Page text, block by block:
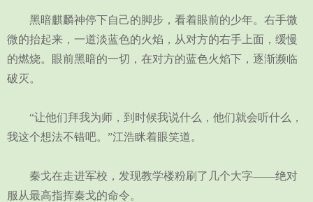
黑暗麒麟神停下自己的脚步，看着眼前的少年。右手微
微的抬起来，一道淡蓝色的火焰，从对方的右手上面，缓慢
的燃烧。眼前黑暗的一切，在对方的蓝色火焰下，逐渐濒临
破灭。
“让他们拜我为师，到时候我说什么，他们就会听什么，
我这个想法不错吧。”江浩眯着眼笑道。
秦戈在走进军校，发现教学楼粉刷了几个大字——绝对
服从最高指挥秦戈的命令。